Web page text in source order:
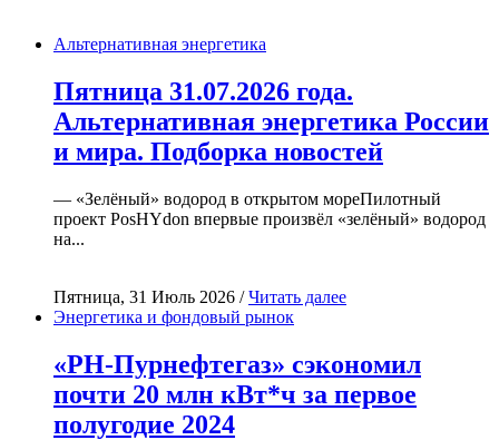
Альтернативная энергетика
Пятница 31.07.2026 года.
Альтернативная энергетика России
и мира. Подборка новостей
— «Зелёный» водород в открытом мореПилотный
проект PosHYdon впервые произвёл «зелёный» водород
на...
Пятница, 31 Июль 2026 /Читать далее
Энергетика и фондовый рынок
«РН-Пурнефтегаз» сэкономил
почти 20 млн кВт*ч за первое
полугодие 2024